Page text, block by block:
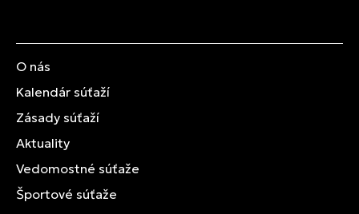
O nás
Kalendár súťaží
Zásady súťaží
Aktuality
Vedomostné súťaže
Športové súťaže